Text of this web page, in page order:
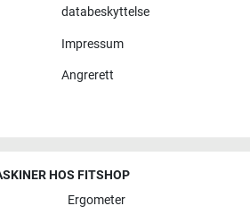
databeskyttelse
Impressum
Angrerett
HOS FITSHOP
Ergometer